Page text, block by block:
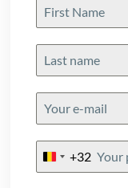
Belgium
+32